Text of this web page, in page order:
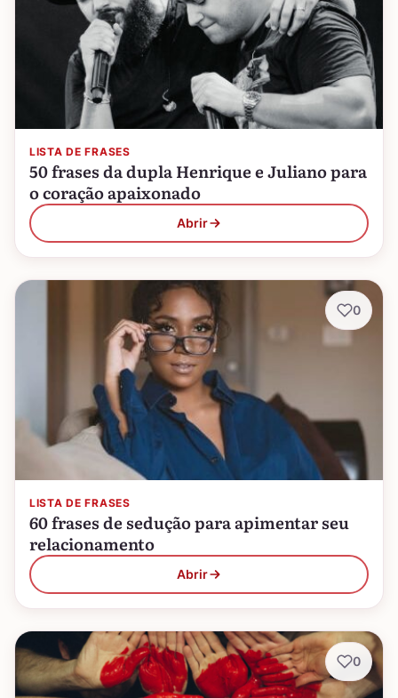
LISTA DE FRASES
50 frases da dupla Henrique e Juliano para
o coração apaixonado
Abrir
LISTA DE FRASES
60 frases de sedução para apimentar seu
relacionamento
Abrir
0
0